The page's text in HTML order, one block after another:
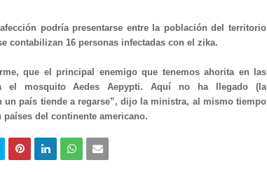
podría presentarse entre la población del territorio
contabilizan 16 personas infectadas con el zika.
que el principal enemigo que tenemos ahorita en las
el mosquito Aedes Aepypti. Aquí no ha llegado (la
un país tiende a regarse”, dijo la ministra, al mismo tiempo
del continente americano.